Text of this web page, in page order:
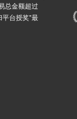
总金额超过
平台授奖"最